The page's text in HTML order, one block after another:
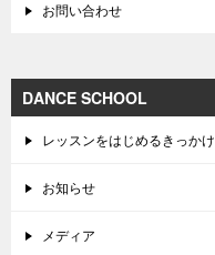
お問い合わせ
DANCE SCHOOL
レッスンをはじめるきっかけ
お知らせ
メディア